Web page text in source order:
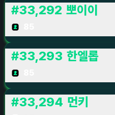
#33,292 뽀이이
#33,293 한엘롭
#33,294 먼키